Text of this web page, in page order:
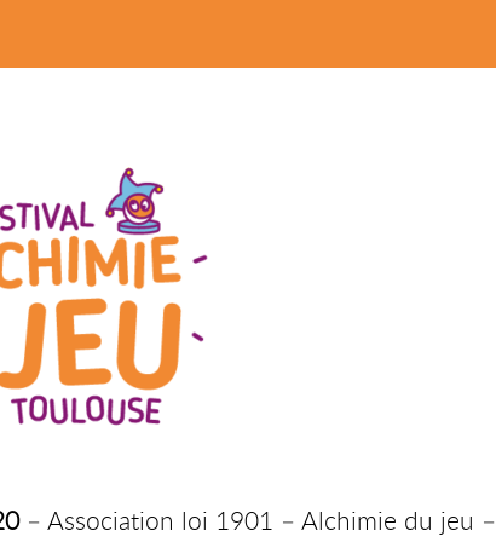
– Association loi 1901 – Alchimie du jeu –